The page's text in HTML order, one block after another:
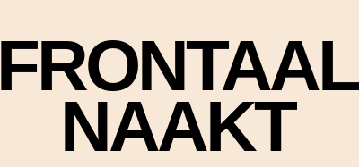
FRONTAAL
NAAKT